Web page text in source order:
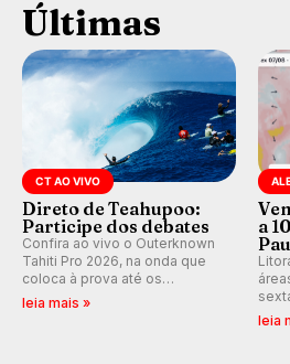
Últimas
CT AO VIVO
Direto de Teahupoo:
Participe dos debates
Confira ao vivo o Outerknown
Tahiti Pro 2026, na onda que
coloca à prova até os
melhores surfistas do mundo.
leia mais »
a
de
leia